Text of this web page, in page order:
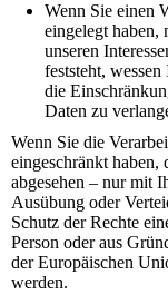
Wenn Sie einen
eingelegt haben,
unseren
feststeht,
die
Daten zu
Wenn Sie die
eingeschränkt haben,
abgesehen – nur mit
Ausübung oder
Schutz der Rechte
Person oder aus
der Europäischen
werden.